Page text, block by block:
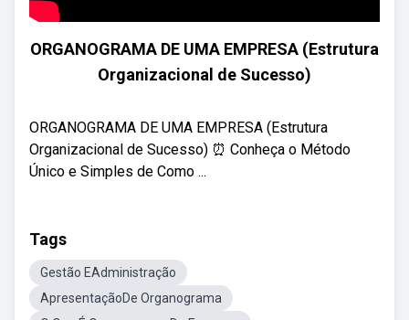
ORGANOGRAMA DE UMA EMPRESA (Estrutura
Organizacional de Sucesso)
ORGANOGRAMA DE UMA EMPRESA (Estrutura
Organizacional de Sucesso) ⏰ Conheça o Método
Único e Simples de Como ...
Tags
Gestão EAdministração
ApresentaçãoDe Organograma